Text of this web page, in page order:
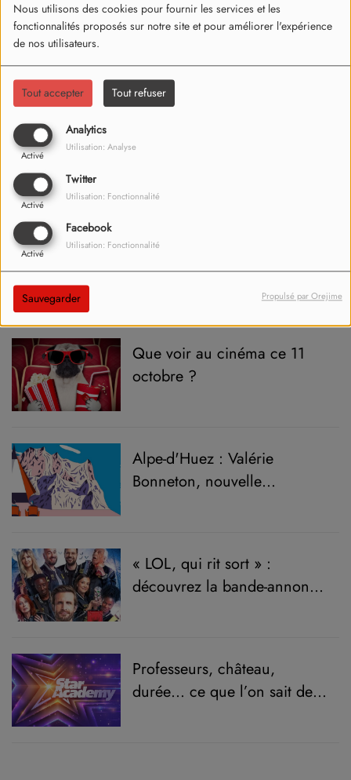
Nous utilisons des cookies pour fournir les services et les
fonctionnalités proposés sur notre site et pour améliorer l'expérience
de nos utilisateurs.
Tout accepter Tout refuser
Analytics
Activé
Utilisation: Analyse
Twitter
Activé
Utilisation: Fonctionnalité
Facebook
Activé
Utilisation: Fonctionnalité
Sauvegarder Propulsé par Orejime
« The Voice Comeback » :
une nouvelle émission de la
seconde chance avec
Camille Lellouche
Matthew Perry, inoubliable
mort
The Voice Kids : deux
nouveaux coachs pour les 10
Que voir au cinéma ce 11
octobre ?
Alpe-d'Huez : Valérie
Bonneton, nouvelle
« LOL, qui rit sort » :
découvrez la bande-annonce
Professeurs, château,
durée… ce que l’on sait de la